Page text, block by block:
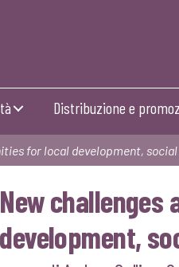
Distribuzione e
for local development,
New
development,